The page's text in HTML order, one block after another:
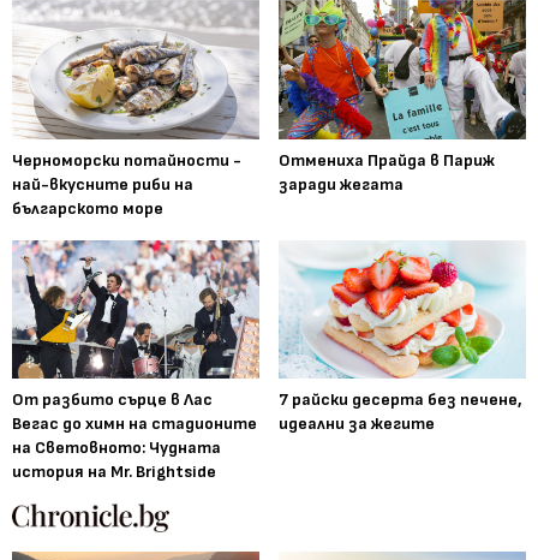
Черноморски потайности -
най-вкусните риби на
българското море
Отмениха Прайда в Париж
заради жегата
От разбито сърце в Лас
Вегас до химн на стадионите
на Световното: Чудната
история на Mr. Brightside
7 райски десерта без печене,
идеални за жегите